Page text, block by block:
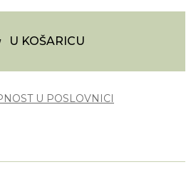
U KOŠARICU
U POSLOVNICI